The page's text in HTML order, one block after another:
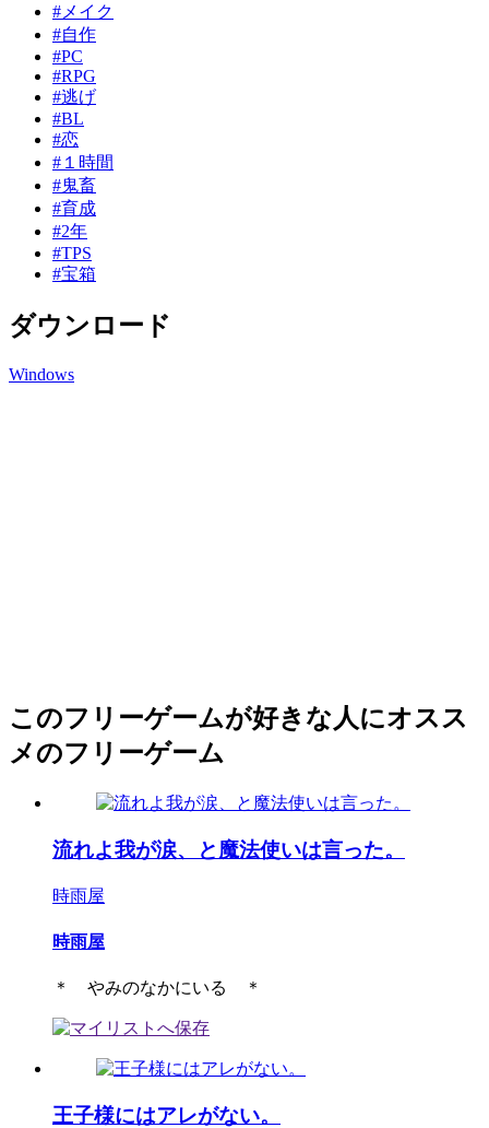
#メイク
#自作
#PC
#RPG
#逃げ
#BL
#恋
#１時間
#鬼畜
#育成
#2年
#TPS
#宝箱
ダウンロード
Windows
このフリーゲームが好きな人にオスス
メのフリーゲーム
流れよ我が涙、と魔法使いは言った。
時雨屋
時雨屋
＊ やみのなかにいる ＊
王子様にはアレがない。